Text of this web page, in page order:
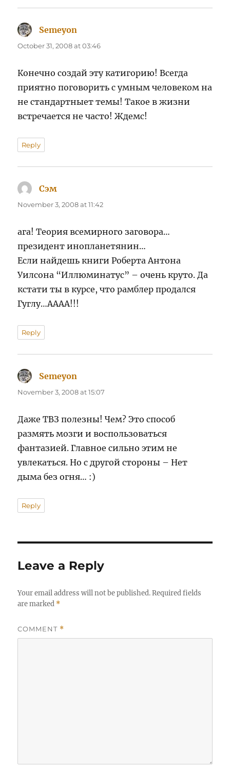
Semeyon
October 31, 2008 at 03:46
Конечно создай эту катигорию! Всегда
приятно поговорить с умным человеком на
не стандартныет темы! Такое в жизни
встречается не часто! Ждемс!
Reply
Сэм
November 3, 2008 at 11:42
ага! Теория всемирного заговора…
президент инопланетянин…
Если найдешь книги Роберта Антона
Уилсона “Иллюминатус” – очень круто. Да
кстати ты в курсе, что рамблер продался
Гуглу…АААА!!!
Reply
Semeyon
November 3, 2008 at 15:07
Даже ТВЗ полезны! Чем? Это способ
размять мозги и воспользоваться
фантазией. Главное сильно этим не
увлекаться. Но с другой стороны – Нет
дыма без огня… :)
Reply
Leave a Reply
Your email address will not be published. Required fields
are marked *
COMMENT *